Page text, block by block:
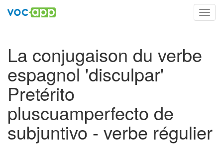
La conjugaison du verbe
espagnol 'disculpar'
Pretérito
pluscuamperfecto de
subjuntivo - verbe régulier